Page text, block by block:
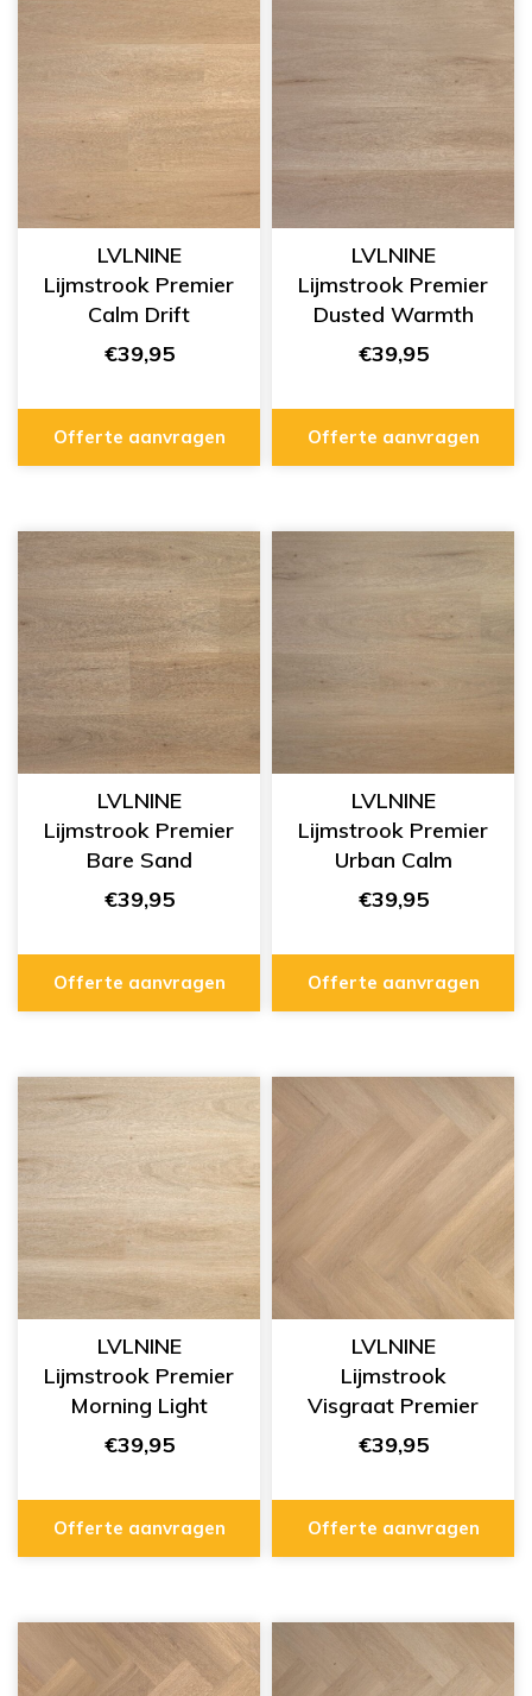
LVLNINE
Lijmstrook Premier
Calm Drift
L1201007
€39,95
Offerte aanvragen
LVLNINE
Lijmstrook Premier
Dusted Warmth
L1201006
€39,95
Offerte aanvragen
LVLNINE
Lijmstrook Premier
Bare Sand
L1201005
€39,95
Offerte aanvragen
LVLNINE
Lijmstrook Premier
Urban Calm
L1201003
€39,95
Offerte aanvragen
LVLNINE
Lijmstrook Premier
Morning Light
L1201001
€39,95
Offerte aanvragen
LVLNINE
Lijmstrook
Visgraat Premier
Twilight Oak
€39,95
Offerte aanvragen